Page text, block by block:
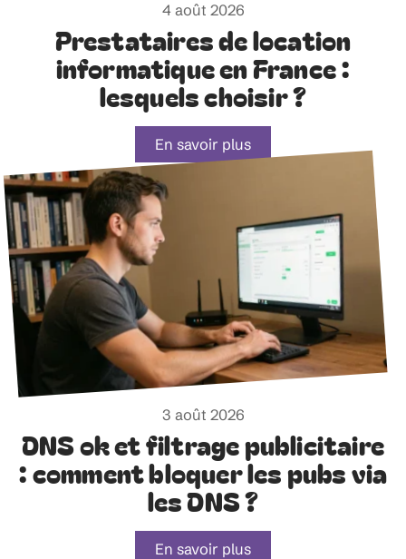
4 août 2026
Prestataires de location
informatique en France :
lesquels choisir ?
En savoir plus
3 août 2026
DNS ok et filtrage publicitaire
: comment bloquer les pubs via
les DNS ?
En savoir plus